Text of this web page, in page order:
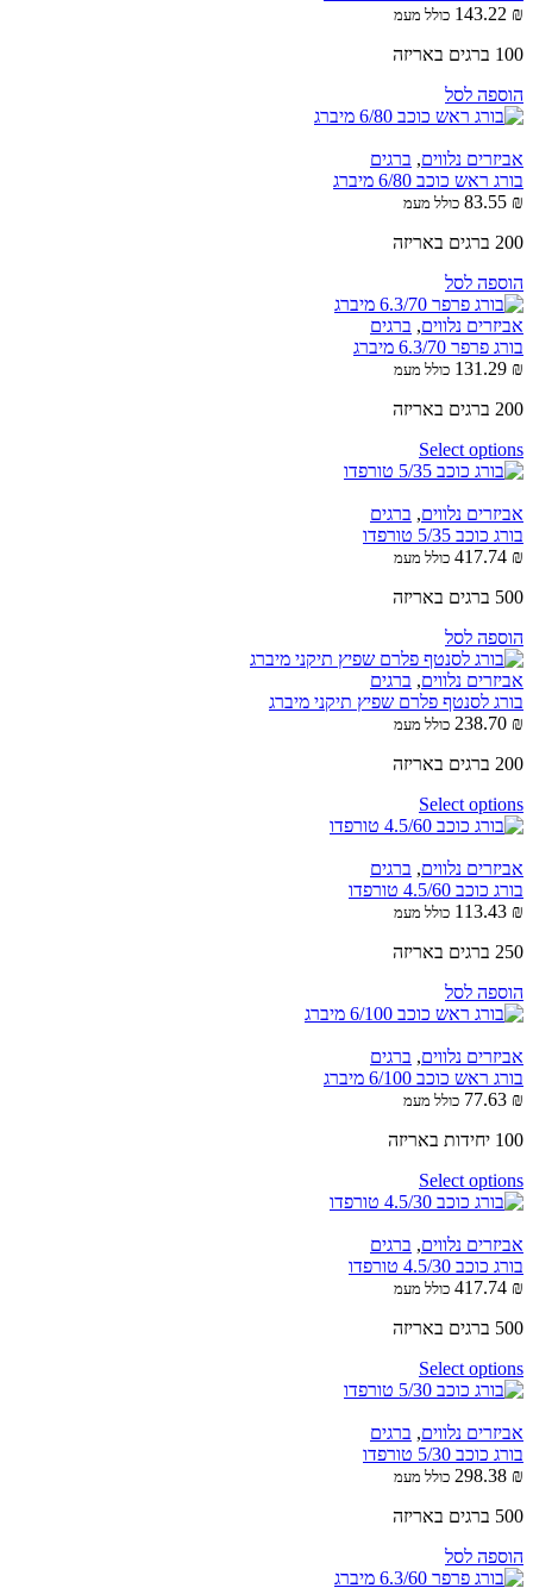
143.22 ₪ כולל מעמ
100 ברגים באריזה
הוספה לסל
אביזרים נלווים, ברגים
בורג ראש כוכב 6/80 מיברג
83.55 ₪ כולל מעמ
200 ברגים באריזה
הוספה לסל
אביזרים נלווים, ברגים
בורג פרפר 6.3/70 מיברג
131.29 ₪ כולל מעמ
200 ברגים באריזה
Select options
אביזרים נלווים, ברגים
בורג כוכב 5/35 טורפדו
417.74 ₪ כולל מעמ
500 ברגים באריזה
הוספה לסל
אביזרים נלווים, ברגים
בורג לסנטף פלרם שפיץ תיקני מיברג
238.70 ₪ כולל מעמ
200 ברגים באריזה
Select options
אביזרים נלווים, ברגים
בורג כוכב 4.5/60 טורפדו
113.43 ₪ כולל מעמ
250 ברגים באריזה
הוספה לסל
אביזרים נלווים, ברגים
בורג ראש כוכב 6/100 מיברג
77.63 ₪ כולל מעמ
100 יחידות באריזה
Select options
אביזרים נלווים, ברגים
בורג כוכב 4.5/30 טורפדו
417.74 ₪ כולל מעמ
500 ברגים באריזה
Select options
אביזרים נלווים, ברגים
בורג כוכב 5/30 טורפדו
298.38 ₪ כולל מעמ
500 ברגים באריזה
הוספה לסל